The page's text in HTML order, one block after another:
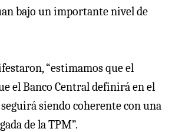
bajo un importante nivel de
“estimamos que el
el Banco Central definirá en el
siendo coherente con una
de la TPM”.